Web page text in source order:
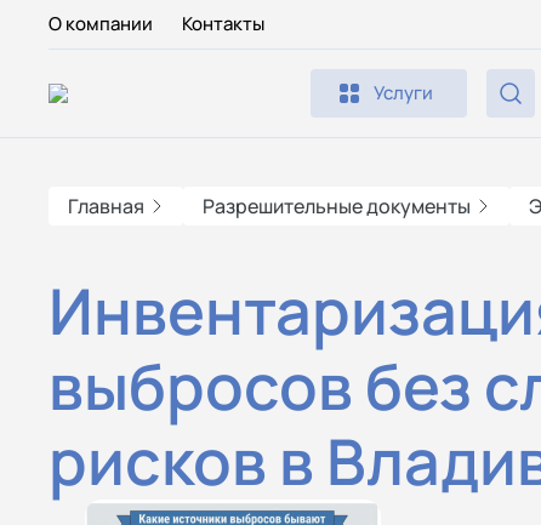
О компании Контакты
Услуги
Главная Разрешительные документы
выбросов без
рисков в